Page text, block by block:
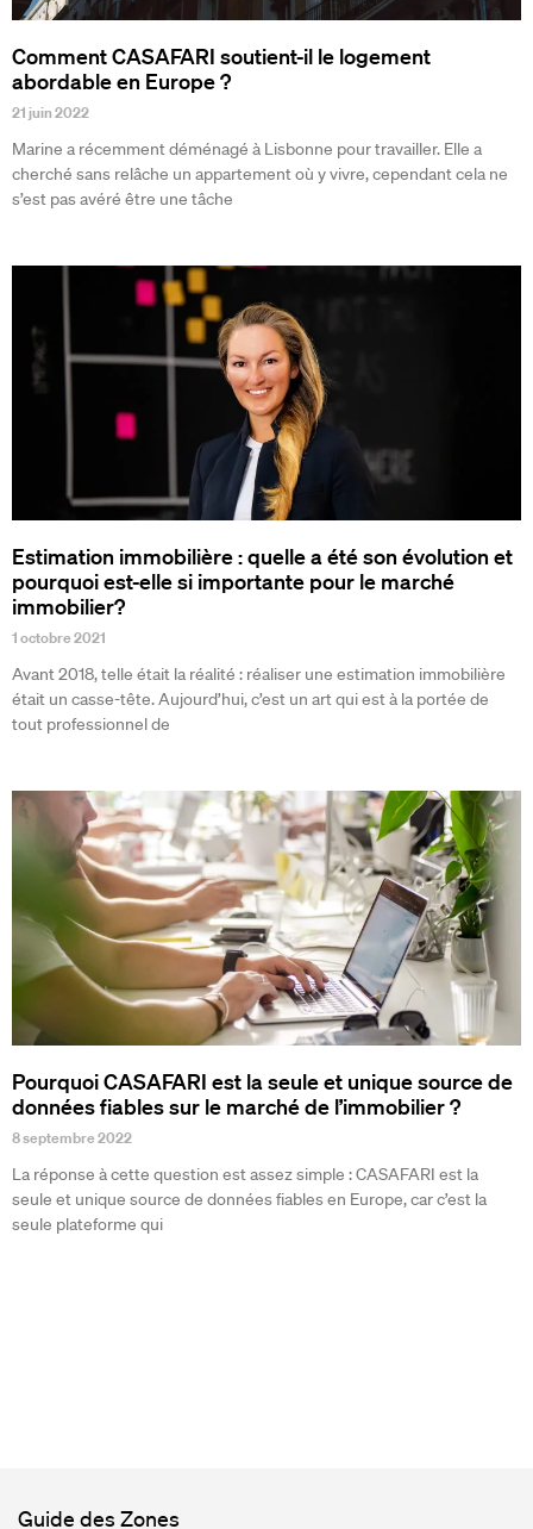
Comment CASAFARI soutient-il le logement
abordable en Europe ?
21 juin 2022
Marine a récemment déménagé à Lisbonne pour travailler. Elle a
cherché sans relâche un appartement où y vivre, cependant cela ne
s’est pas avéré être une tâche
Estimation immobilière : quelle a été son évolution et
pourquoi est-elle si importante pour le marché
immobilier?
1 octobre 2021
Avant 2018, telle était la réalité : réaliser une estimation immobilière
était un casse-tête. Aujourd’hui, c’est un art qui est à la portée de
tout professionnel de
Pourquoi CASAFARI est la seule et unique source de
données fiables sur le marché de l’immobilier ?
8 septembre 2022
La réponse à cette question est assez simple : CASAFARI est la
seule et unique source de données fiables en Europe, car c’est la
seule plateforme qui
Guide des Zones